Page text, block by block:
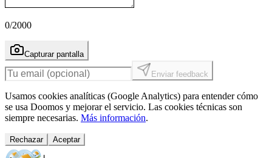
0/2000
Capturar pantalla
Enviar feedback
Usamos cookies analíticas (Google Analytics) para entender cómo
se usa Doomos y mejorar el servicio. Las cookies técnicas son
siempre necesarias. Más información.
Rechazar Aceptar